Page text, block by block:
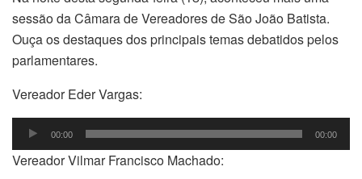
sessão da Câmara de Vereadores de São João Batista.
Ouça os destaques dos principais temas debatidos pelos
parlamentares.
Vereador Eder Vargas:
Tocador
de
áudio
00:00 00:00
Vereador Vilmar Francisco Machado: